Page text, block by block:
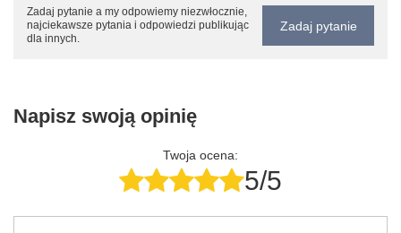
Zadaj pytanie a my odpowiemy niezwłocznie,
najciekawsze pytania i odpowiedzi publikując
dla innych.
Zadaj pytanie
Napisz swoją opinię
Twoja ocena:
5/5